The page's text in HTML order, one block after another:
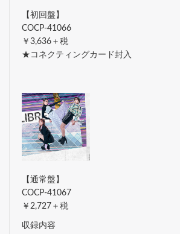
【初回盤】
COCP-41066
￥3,636＋税
★コネクティングカード封入
【通常盤】
COCP-41067
￥2,727＋税
収録内容